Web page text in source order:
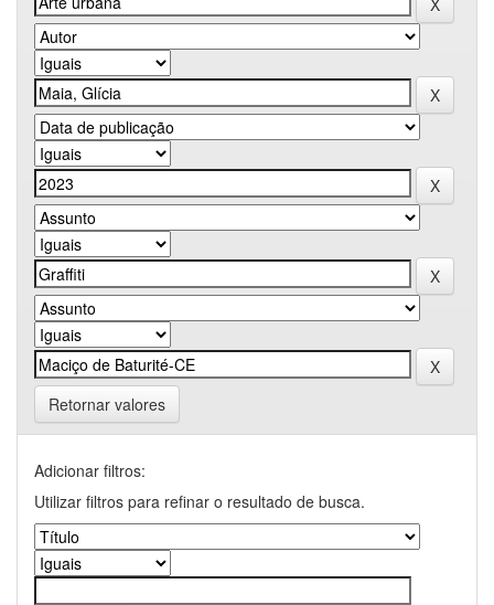
Retornar valores
Adicionar filtros:
Utilizar filtros para refinar o resultado de busca.